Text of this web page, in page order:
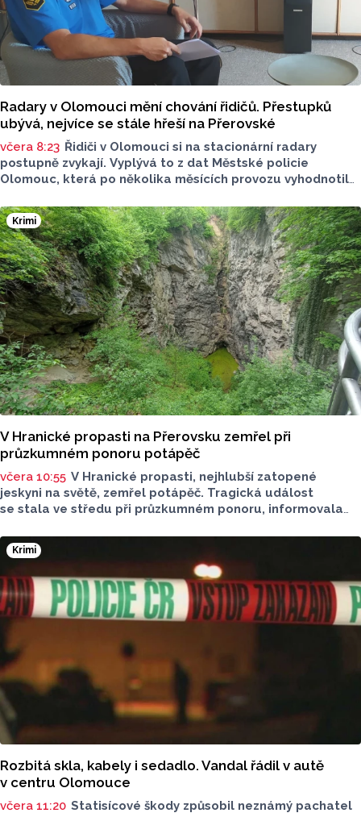
Radary v Olomouci mění chování řidičů. Přestupků
ubývá, nejvíce se stále hřeší na Přerovské
včera 8:23 Řidiči v Olomouci si na stacionární radary
postupně zvykají. Vyplývá to z dat Městské policie
Olomouc, která po několika měsících provozu vyhodnotila
zaznamenaných přestupků zde oproti prvním měsícům
výrazně klesl, v některých lokalitách až o polovinu.
O dopravě, ale i o případech, která musela Městská
policie Olomouc (MPO) řešit mluvil v pocastu Radia
Metropole s Tomášem Gottwaldem mluvčí MPO Petr
Čunderle.
Krimi
V Hranické propasti na Přerovsku zemřel při
průzkumném ponoru potápěč
včera 10:55 V Hranické propasti, nejhlubší zatopené
jeskyni na světě, zemřel potápěč. Tragická událost
se stala ve středu při průzkumném ponoru, informovala
bylo vyzvednuto v noci na dnešek z hloubky 186 metrů.
Na případ upozornil server Novinky.cz. Policie případ
vyšetřuje pro trestný čin usmrcení z nedbalosti, řekla dnes
ČTK policejní mluvčí Miluše Zajícová. Muž byl letecký
záchranář, speleo potápěč a hasič z centrální hasičské
stanice v Kladně, uvedli na sociální síti středočeští hasiči.
Krimi
Rozbitá skla, kabely i sedadlo. Vandal řádil v autě
v centru Olomouce
včera 11:20 Statisícové škody způsobil neznámý pachatel